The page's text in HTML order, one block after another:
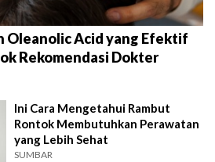
Oleanolic Acid yang Efektif
Rekomendasi Dokter
Ini Cara Mengetahui Rambut
Rontok Membutuhkan Perawatan
yang Lebih Sehat
SUMBAR